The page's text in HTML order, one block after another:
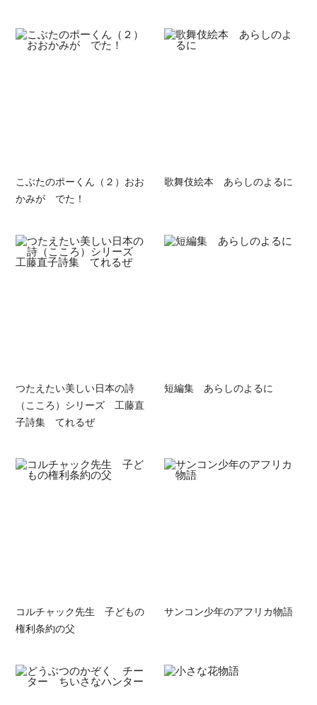
こぶたのポーくん（２）おお
かみが でた！
歌舞伎絵本 あらしのよるに
つたえたい美しい日本の詩
（こころ）シリーズ 工藤直
子詩集 てれるぜ
短編集 あらしのよるに
コルチャック先生 子どもの
権利条約の父
サンコン少年のアフリカ物語